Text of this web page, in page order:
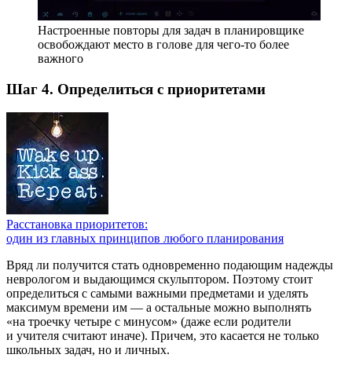
Настроенные повторы для задач в планировщике
освобождают место в голове для чего-то более
важного
Шаг 4. Определиться с приоритетами
Расстановка приоритетов:
один из главных принципов любого планирования
Вряд ли получится стать одновременно подающим надежды
неврологом и выдающимся скульптором. Поэтому стоит
определиться с самыми важными предметами и уделять
максимум времени им — а остальные можно выполнять
«на троечку четыре с минусом» (даже если родители
и учителя считают иначе). Причем, это касается не только
школьных задач, но и личных.